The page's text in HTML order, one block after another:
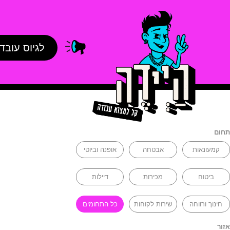
לגיוס
תחום
קמעונאות אבטחה אופנה וביוטי
ביטוח מכירות דיילות
חינוך ורווחה שירות לקוחות כל התחומים
אזור